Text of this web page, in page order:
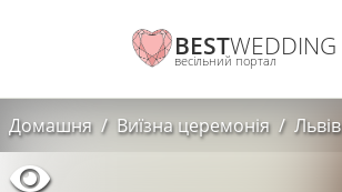
BESTWEDDING
весільний портал
Домашня Виїзна церемонія Львів